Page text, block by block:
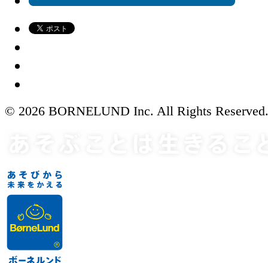
© 2026 BORNELUND Inc. All Rights Reserved.